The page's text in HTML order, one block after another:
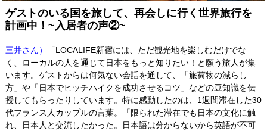
ゲストのいる国を旅して、再会しに行く世界旅行を
計画中！~入居者の声②~
三井さん）
「LOCALIFE新宿には、ただ観光地を楽しむだけでな
く、
ローカルの人を通じて日本をもっと知りたい！ と願う旅人が集
います。ゲストからは何気ない会話を通して、「旅荷物の減らし
方」や「日本でヒッチハイクを成功させるコツ」などの豆知識を伝
授してもらったりしています。特に感動したのは、1週間滞在した30
代フランス人カップルの言葉。「限られた滞在でも日本の文化に触
れ、日本人と交流したかった。日本語は分からないから英語が不可